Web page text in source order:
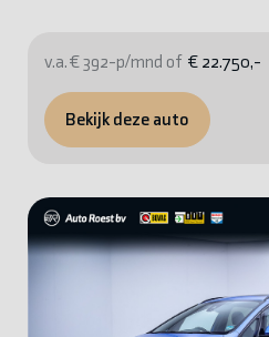
v.a. € 392-p/mnd of € 22.750,-
Bekijk deze auto